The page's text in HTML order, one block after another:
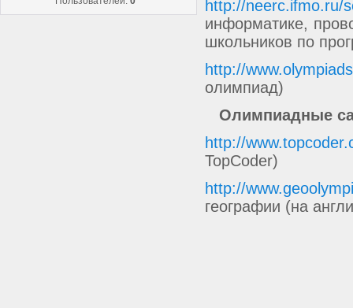
http://neerc.ifmo.ru/
информатике,
школьников по
http://
олимпиад)
Олимпиадные
http://
TopCoder)
http://
географии (на